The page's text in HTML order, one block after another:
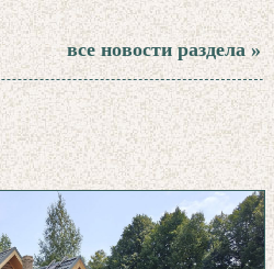
все новости раздела »